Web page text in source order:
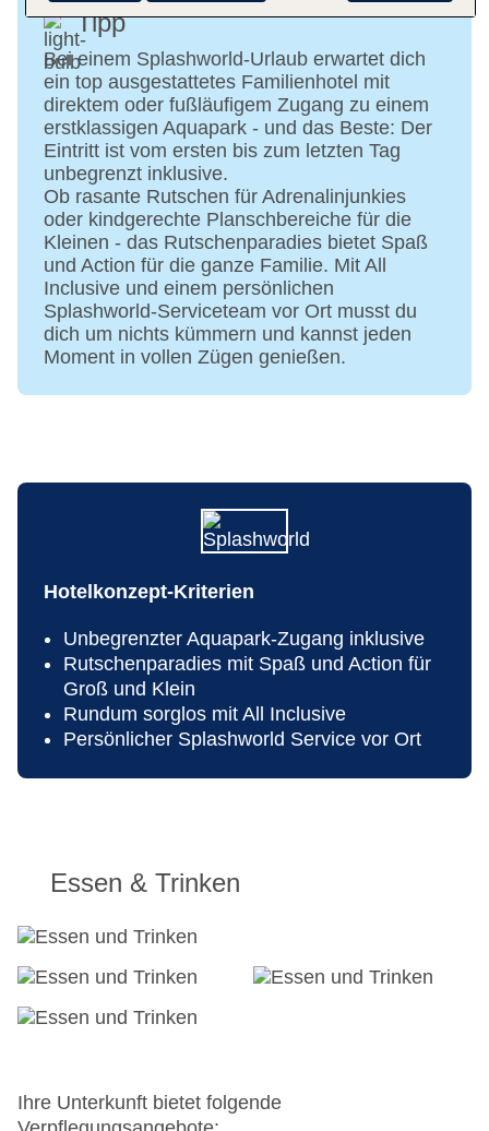
Etagen Nebengebäude: 3
Landeskategorie: 5 Sterne
Tipp
Bei einem Splashworld-Urlaub erwartet dich
ein top ausgestattetes Familienhotel mit
direktem oder fußläufigem Zugang zu einem
erstklassigen Aquapark - und das Beste: Der
Eintritt ist vom ersten bis zum letzten Tag
unbegrenzt inklusive.
Ob rasante Rutschen für Adrenalinjunkies
oder kindgerechte Planschbereiche für die
Kleinen - das Rutschenparadies bietet Spaß
und Action für die ganze Familie. Mit All
Inclusive und einem persönlichen
Splashworld-Serviceteam vor Ort musst du
dich um nichts kümmern und kannst jeden
Moment in vollen Zügen genießen.
Hotelkonzept-Kriterien
Unbegrenzter Aquapark-Zugang inklusive
Rutschenparadies mit Spaß und Action für
Groß und Klein
Rundum sorglos mit All Inclusive
Persönlicher Splashworld Service vor Ort
Essen & Trinken
Ihre Unterkunft bietet folgende